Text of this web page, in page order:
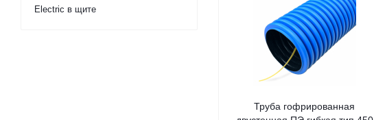
Труба гофрированная
Electric в щите